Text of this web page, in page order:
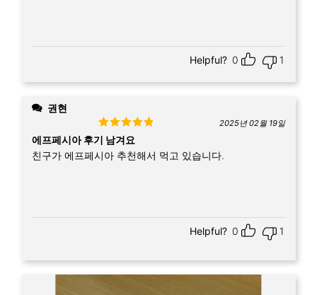
Helpful? 0 1
권현
Rated5out
of 5
2025년 02월 19일
에프페시아 후기 남겨요
친구가 에프페시아 추천해서 먹고 있습니다.
Helpful? 0 1